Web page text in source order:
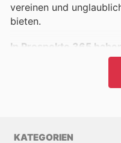
vereinen und
bieten.
In Prospekte 365
Kataloge der
gesamte Angebot
KATEGORIEN